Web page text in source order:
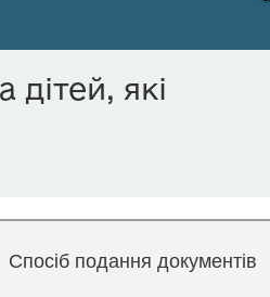
які
Спосіб подання документів